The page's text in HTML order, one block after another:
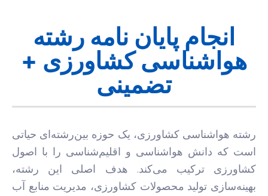
انجام پایان نامه رشته
هواشناسی کشاورزی +
تضمینی
رشته هواشناسی کشاورزی، یک حوزه بین‌رشته‌ای حیاتی
است که دانش هواشناسی و اقلیم‌شناسی را با اصول
کشاورزی ترکیب می‌کند. هدف اصلی این رشته،
بهینه‌سازی تولید محصولات کشاورزی، مدیریت منابع آب